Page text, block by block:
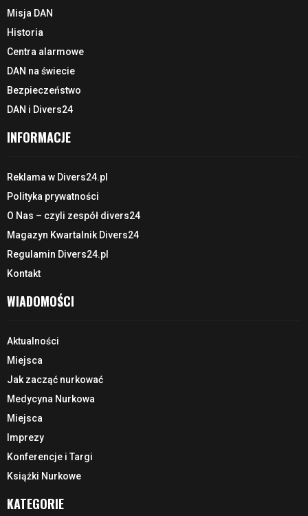
Misja DAN
Historia
Centra alarmowe
DAN na świecie
Bezpieczeństwo
DAN i Divers24
INFORMACJE
Reklama w Divers24.pl
Polityka prywatności
O Nas – czyli zespół divers24
Magazyn Kwartalnik Divers24
Regulamin Divers24.pl
Kontakt
WIADOMOŚCI
Aktualności
Miejsca
Jak zacząć nurkować
Medycyna Nurkowa
Miejsca
Imprezy
Konferencje i Targi
Książki Nurkowe
KATEGORIE